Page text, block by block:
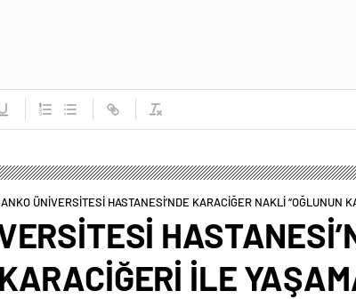
ÜNİVERSİTESİ HASTANESİ’NDE KARACİĞER NAKLİ “OĞLUNUN
İLE